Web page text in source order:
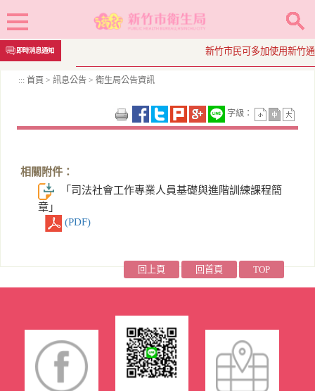
跳
到
即時消息通知 新竹市民可多加使用新竹
::: 首頁 > 訊息公告 > 衛生局公告資訊
字級：
相關附件：
「司法社會工作專業人員基礎與進階訓練課程簡
章」
(PDF)
回上頁 回首頁 TOP